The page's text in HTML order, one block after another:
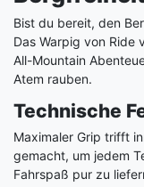
Bist du bereit, den
Das Warpig von Ride
All-Mountain
Atem rauben.
Technische
Maximaler Grip trifft
gemacht, um jedem
Fahrspaß pur zu